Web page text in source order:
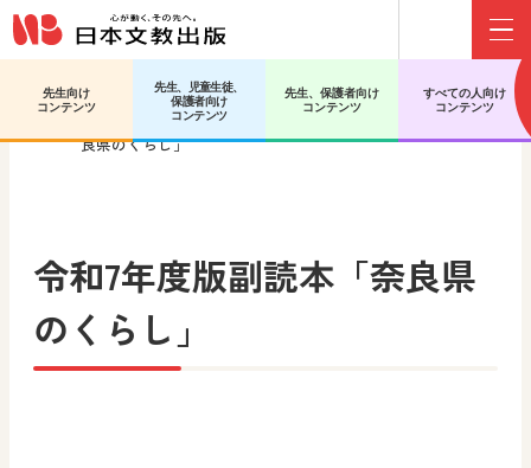
先生向け
コンテンツ
先生、児童生徒、
保護者向け
コンテンツ
先生、保護者向け
コンテンツ
すべての人向け
コンテンツ
日文HOME 小学校 社会
令和7年度版副読本「奈
良県のくらし」
令和7年度版副読本 「奈良県
のくらし」